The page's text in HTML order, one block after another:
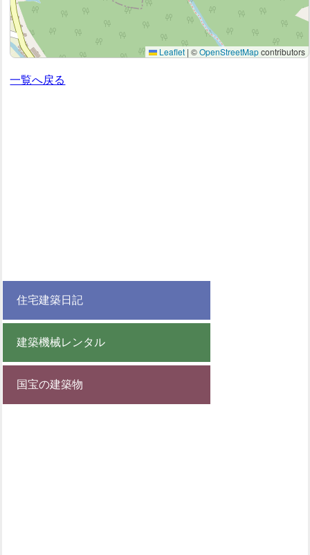
Leaflet | ©OpenStreetMapcontributors
一覧へ戻る
住宅建築日記
建築機械レンタル
国宝の建築物